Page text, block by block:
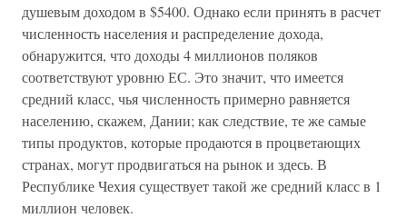
душевым доходом в $5400. Однако если принять в расчет
численность населения и распределение дохода,
обнаружится, что доходы 4 миллионов поляков
соответствуют уровню ЕС. Это значит, что имеется
средний класс, чья численность примерно равняется
населению, скажем, Дании; как следствие, те же самые
типы продуктов, которые продаются в процветающих
странах, могут продвигаться на рынок и здесь. В
Республике Чехия существует такой же средний класс в 1
миллион человек.